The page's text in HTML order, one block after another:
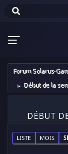
Forum Solarus-
► Début de la
DÉBUT
LISTE MOIS